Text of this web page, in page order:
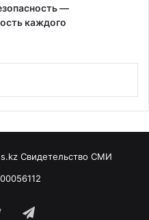
—
каждого
Свидетельство СМИ
Twitter